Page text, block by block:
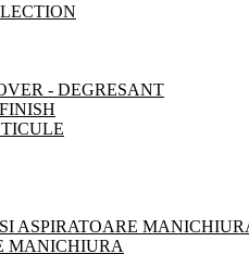
- DEGRESANT
ASPIRATOARE
MANICHIURA